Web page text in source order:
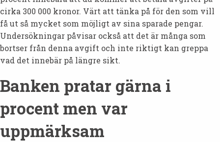
cirka 300 000 kronor. Värt att tänka på för den som vill
få ut så mycket som möjligt av sina sparade pengar.
Undersökningar påvisar också att det är många som
bortser från denna avgift och inte riktigt kan greppa
vad det innebär på längre sikt.
Banken pratar gärna i
procent men var
uppmärksam